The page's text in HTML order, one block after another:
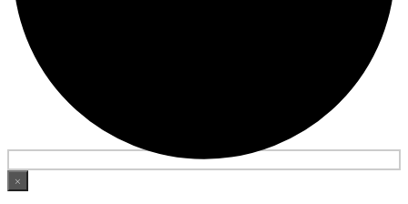
×